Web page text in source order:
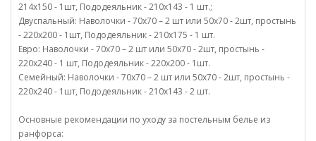
214х150 - 1шт, Пододеяльник - 210х143 - 1 шт.;
Двуспальный: Наволочки - 70х70 – 2 шт или 50х70 - 2шт, простынь
- 220х200 - 1шт, Пододеяльник - 210х175 - 1 шт.
Евро: Наволочки - 70х70 – 2 шт или 50х70 - 2шт, простынь -
220х240 - 1 шт, Пододеяльник - 220х200 - 1шт.
Семейный: Наволочки - 70х70 – 2 шт или 50х70 - 2шт, простынь -
220х240 - 1шт, Пододеяльник - 210х143 - 2 шт.
Основные рекомендации по уходу за постельным белье из
ранфорса: